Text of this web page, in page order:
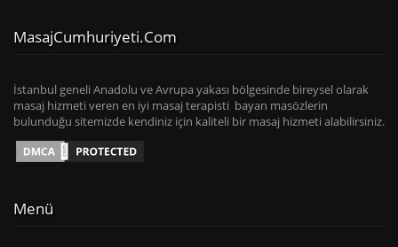
MasajCumhuriyeti.com
İstanbul geneli Anadolu ve Avrupa yakası bölgesinde bireysel olarak
masaj hizmeti veren en iyi masaj terapisti bayan masözlerin
bulunduğu sitemizde kendiniz için kaliteli bir masaj hizmeti alabilirsiniz.
Menü